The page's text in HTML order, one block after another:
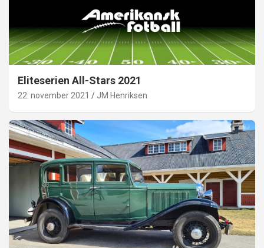
Eliteserien All-Stars 2021
22. november 2021 JM Henriksen